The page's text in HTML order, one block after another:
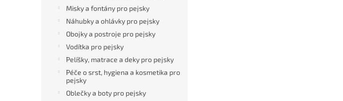
Misky a fontány pro pejsky
Náhubky a ohlávky pro pejsky
Obojky a postroje pro pejsky
Vodítka pro pejsky
Pelíšky, matrace a deky pro pejsky
Péče o srst, hygiena a kosmetika pro
pejsky
Oblečky a boty pro pejsky